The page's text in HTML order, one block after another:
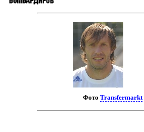
Фото Transfermarkt